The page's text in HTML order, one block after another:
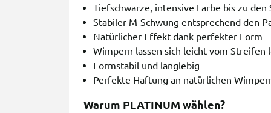
Tiefschwarze, intensive Farbe bis zu den
Stabiler M-Schwung entsprechend den
Natürlicher Effekt dank perfekter Form
Wimpern lassen sich leicht vom Streifen
Formstabil und langlebig
Perfekte Haftung an natürlichen
Warum PLATINUM wählen?